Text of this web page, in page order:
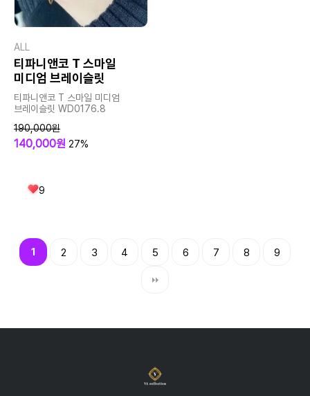
ALL
티파니앤코 T 스마일
미디엄 브레이슬릿
티파니앤코 T 스마일 미디엄
브레이슬릿 WD0176.8
190,000원
140,000원 27%
9
1 2 3 4 5 6 7 8 9